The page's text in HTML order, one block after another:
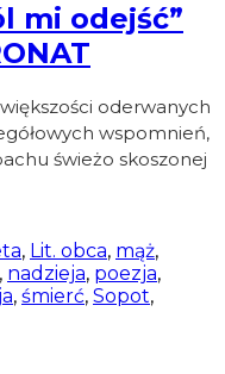
mi odejść”
oderwanych
wspomnień,
świeżo skoszonej
, Lit. obca, mąż,
, nadzieja, poezja,
, śmierć, Sopot,